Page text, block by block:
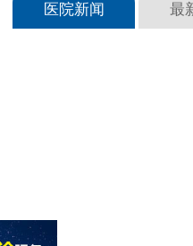
医院新闻 最